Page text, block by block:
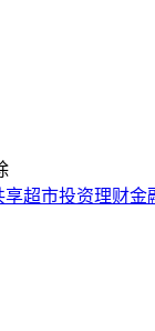
享超市投资理财金